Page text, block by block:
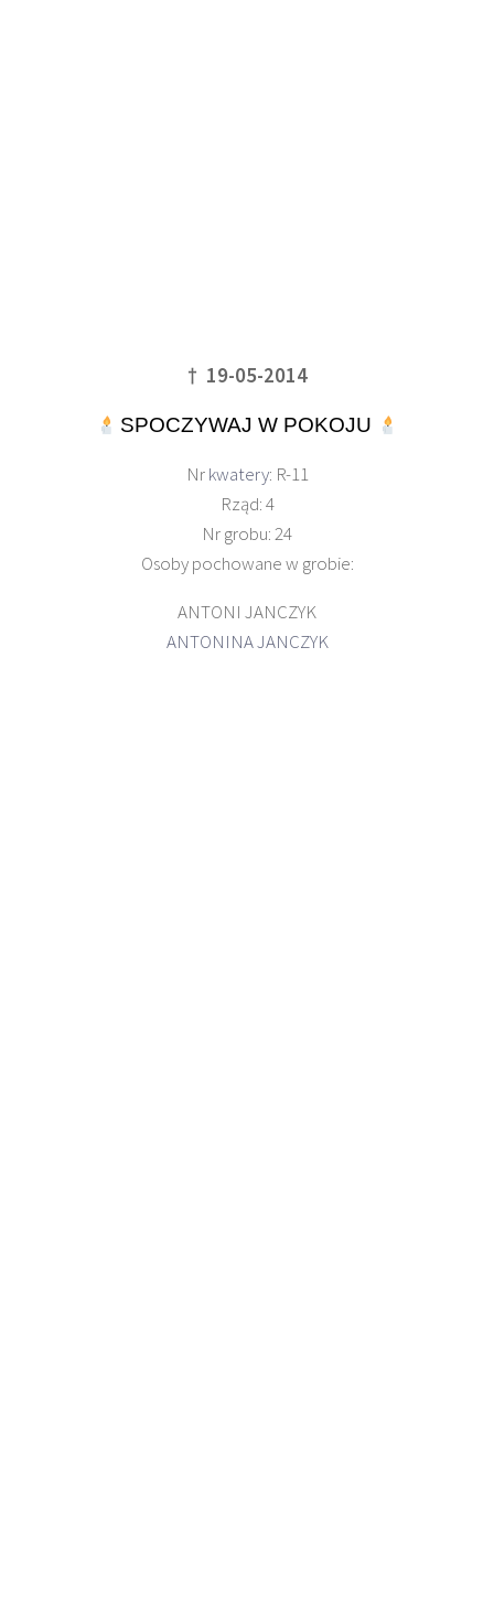
† 19-05-2014
SPOCZYWAJ W POKOJU
Nrkwatery: R-11
Rząd: 4
Nr grobu: 24
Osoby pochowane w grobie:
ANTONI JANCZYK
ANTONINA JANCZYK